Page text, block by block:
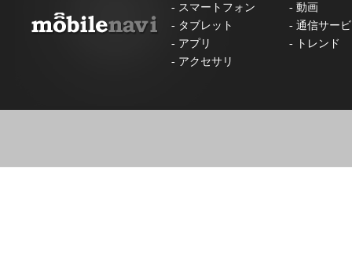
- スマートフォン - 動画
- タブレット - 通信サー
- アプリ -
トレンド
- アクセサリ